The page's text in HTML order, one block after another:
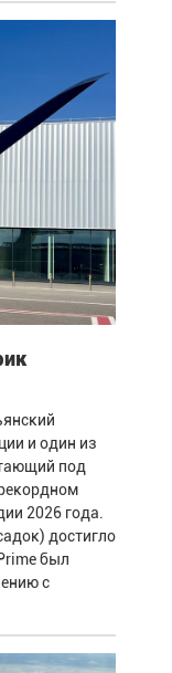
и один из
под
2026 года.
достигло
был
с